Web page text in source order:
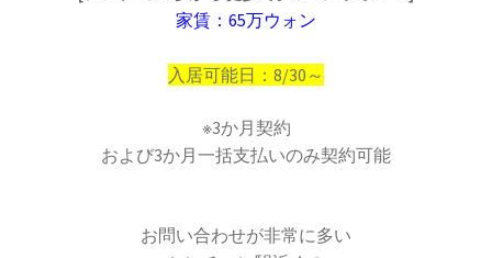
家賃：65万ウォン
入居可能日：8/30～
※3か月契約
および3か月一括支払いのみ契約可能
お問い合わせが非常に多い